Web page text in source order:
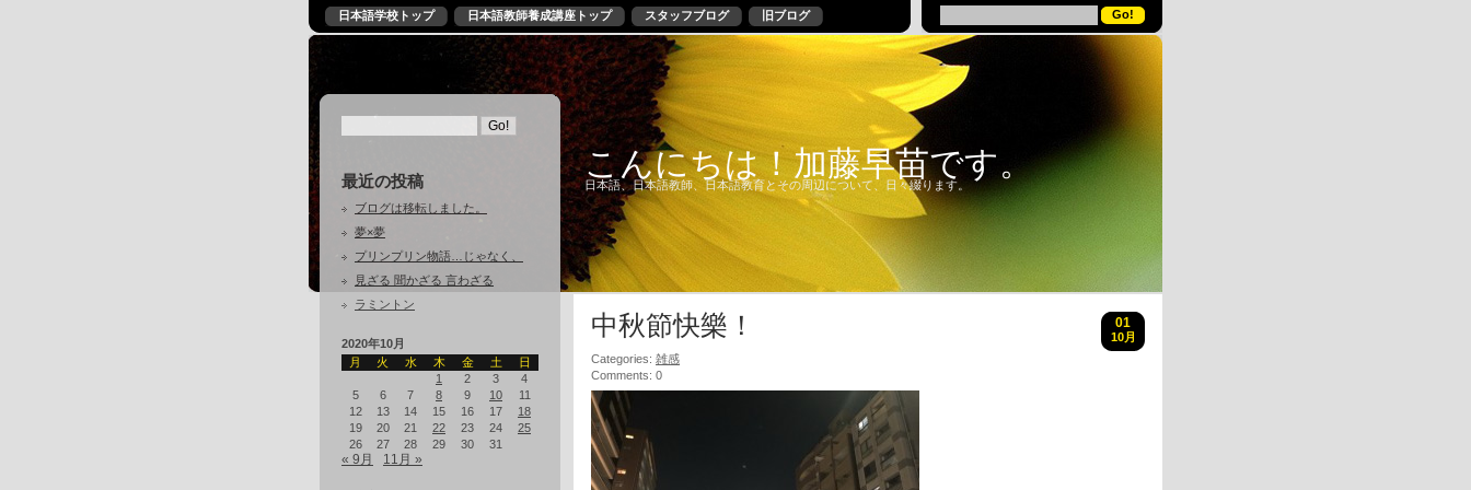
日本語学校トップ 日本語教師養成講座トップ スタッフブログ 旧ブログ
最近の投稿
ブログは移転しました。
夢×夢
プリンプリン物語…じゃなく、
見ざる 聞かざる 言わざる
ラミントン
2020年10月
月
火 水 木 金 土
日
1
2 3
4
5
6 7 8 9 10
11
12
13 14 15 16 17
18
19
20 21 22 23 24
25
26
27 28 29 30 31
« 9月 11月 »
こんにちは！加藤早苗です。
日本語、日本語教師、日本語教育とその周辺について、日々綴ります。
中秋節快樂！ 01
10月
Categories: 雑感
Comments: 0